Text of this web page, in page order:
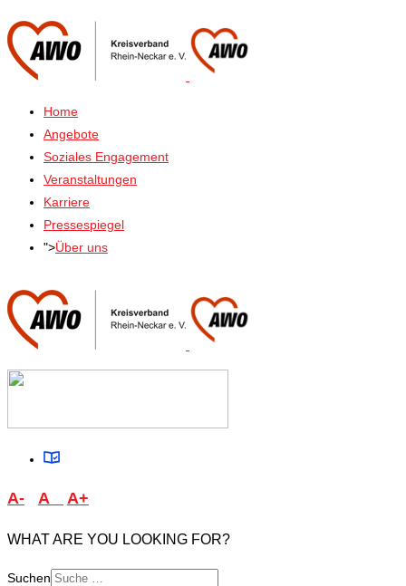
Home
Angebote
Soziales Engagement
Veranstaltungen
Karriere
Pressespiegel
">Über uns
A- A A+
WHAT ARE YOU LOOKING FOR?
Suchen